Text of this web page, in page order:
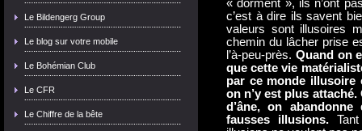
Le Bildengerg Group
Le blog sur votre mobile
Le Bohémian Club
Le CFR
Le Chiffre de la bête
« dorment », ils n’ont
c’est à dire ils savent
valeurs sont illusoires
chemin du lâcher prise
l’à-peu-près. Quand on
que cette vie
par ce monde illusoire
on n’y est plus attaché.
d’âne, on
fausses illusions.